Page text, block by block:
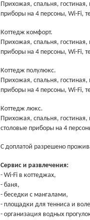
Прихожая, спальня,
приборы на 4 персоны, Wi-Fi,
Коттедж комфорт.
Прихожая, спальня,
приборы на 4 персоны, Wi-Fi,
Коттедж полулюкс.
Прихожая, спальня,
приборы на 4 персоны, Wi-Fi,
Коттедж люкс.
Прихожая, спальня,
столовые приборы на 4
С доплатой разрешено
Сервис и развлечения:
- Wi-Fi в коттеджах,
- баня,
- беседки с мангалами,
- площадки для тенниса и
- организация водных